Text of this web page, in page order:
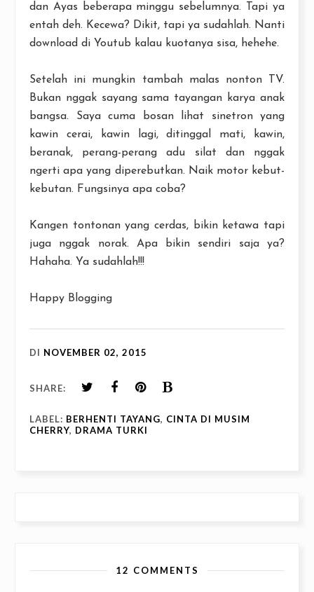
dan Ayas beberapa minggu sebelumnya. Tapi ya
entah deh. Kecewa? Dikit, tapi ya sudahlah. Nanti
download di Youtub kalau kuotanya sisa, hehehe.
Setelah ini mungkin tambah malas nonton TV.
Bukan nggak sayang sama tayangan karya anak
bangsa. Saya cuma bosan lihat sinetron yang
kawin cerai, kawin lagi, ditinggal mati, kawin,
beranak, perang-perang adu silat dan nggak
ngerti apa yang diperebutkan. Naik motor kebut-
kebutan. Fungsinya apa coba?
Kangen tontonan yang cerdas, bikin ketawa tapi
juga nggak norak. Apa bikin sendiri saja ya?
Hahaha. Ya sudahlah!!!
Happy Blogging
DI NOVEMBER 02, 2015
SHARE:
LABEL: BERHENTI TAYANG, CINTA DI MUSIM
CHERRY, DRAMA TURKI
12 COMMENTS